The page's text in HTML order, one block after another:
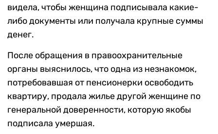
видела, чтобы женщина подписывала какие-
либо документы или получала крупные суммы
денег.
После обращения в правоохранительные
органы выяснилось, что одна из незнакомок,
потребовавшая от пенсионерки освободить
квартиру, продала жилье другой женщине по
генеральной доверенности, которую якобы
подписала умершая.